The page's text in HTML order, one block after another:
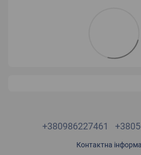
+380986227461
Контактна